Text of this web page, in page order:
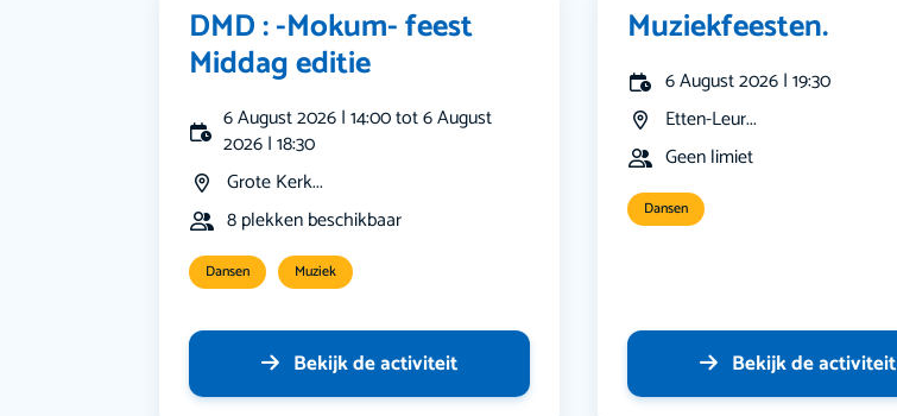
DMD : -Mokum- feest
Middag editie
6 August 2026 | 14:00 tot 6 August
2026 | 18:30
Grote Kerk...
8 plekken beschikbaar
Dansen Muziek
Bekijk de activiteit
Muziekfeesten.
6 August 2026 | 19:30
Etten-Leur...
Geen limiet
Dansen
Bekijk de activiteit